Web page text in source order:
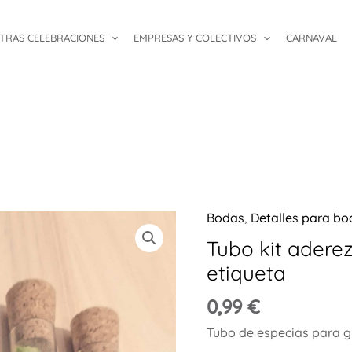
CELEBRACIONES EMPRESAS Y COLECTIVOS CARNAVAL
Bodas, Detalles para
Tubo kit
etiqueta
0,99€
Tubo de especias para